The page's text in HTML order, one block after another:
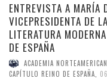
ENTREVISTA A MARÍA
VICEPRESIDENTA DE
LITERATURA
DE ESPAÑA
ACADEMIA
CAPÍTULO REINO DE ESPAÑA